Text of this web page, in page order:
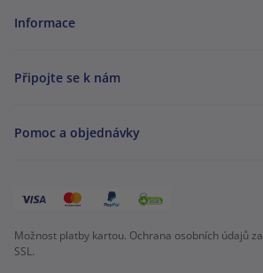
Informace
Připojte se k nám
Pomoc a objednávky
Možnost platby kartou. Ochrana osobních údajů
SSL.